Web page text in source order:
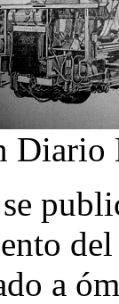
Diario
a